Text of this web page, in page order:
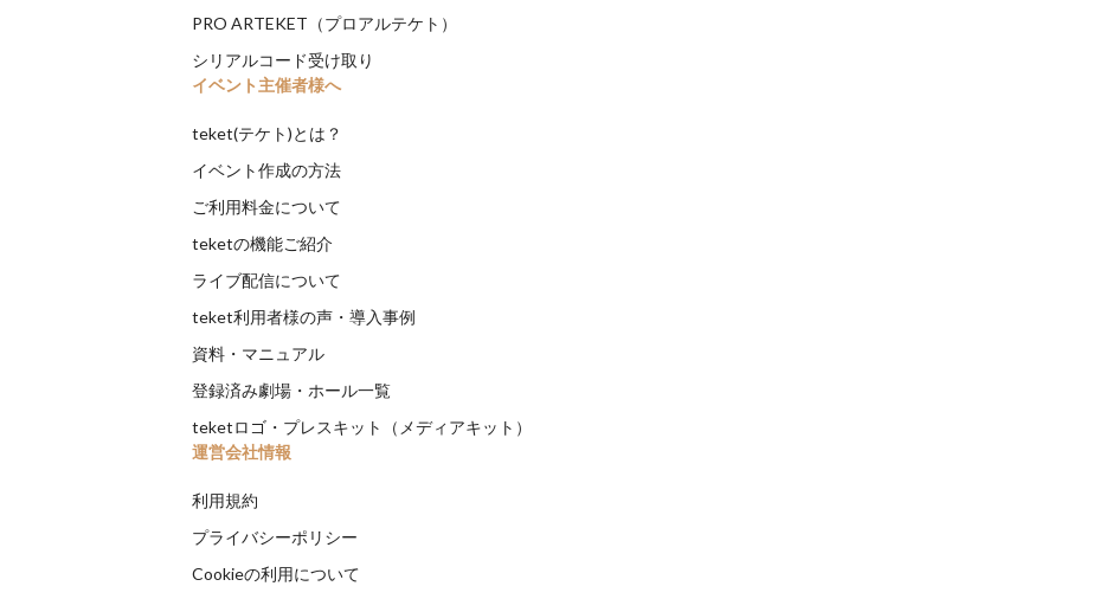
PRO ARTEKET（プロアルテケト）
シリアルコード受け取り
イベント主催者様へ
teket(テケト)とは？
イベント作成の方法
ご利用料金について
teketの機能ご紹介
ライブ配信について
teket利用者様の声・導入事例
資料・マニュアル
登録済み劇場・ホール一覧
teketロゴ・プレスキット（メディアキット）
運営会社情報
利用規約
プライバシーポリシー
Cookieの利用について